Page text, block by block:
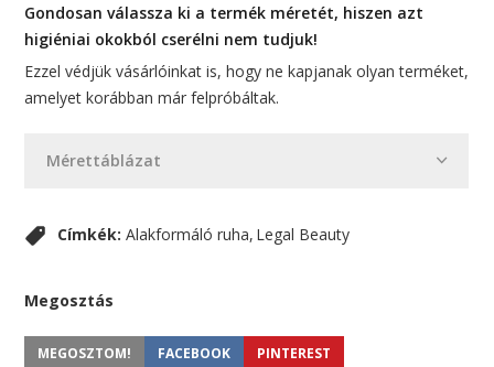
Mérettáblázat
Gondosan válassza ki a termék méretét, hiszen azt
higiéniai okokból cserélni nem tudjuk!
Ezzel védjük vásárlóinkat is, hogy ne kapjanak olyan terméket,
amelyet korábban már felpróbáltak.
Címkék: Alakformáló ruha Legal Beauty
Megosztás
MEGOSZTOM! FACEBOOK PINTEREST